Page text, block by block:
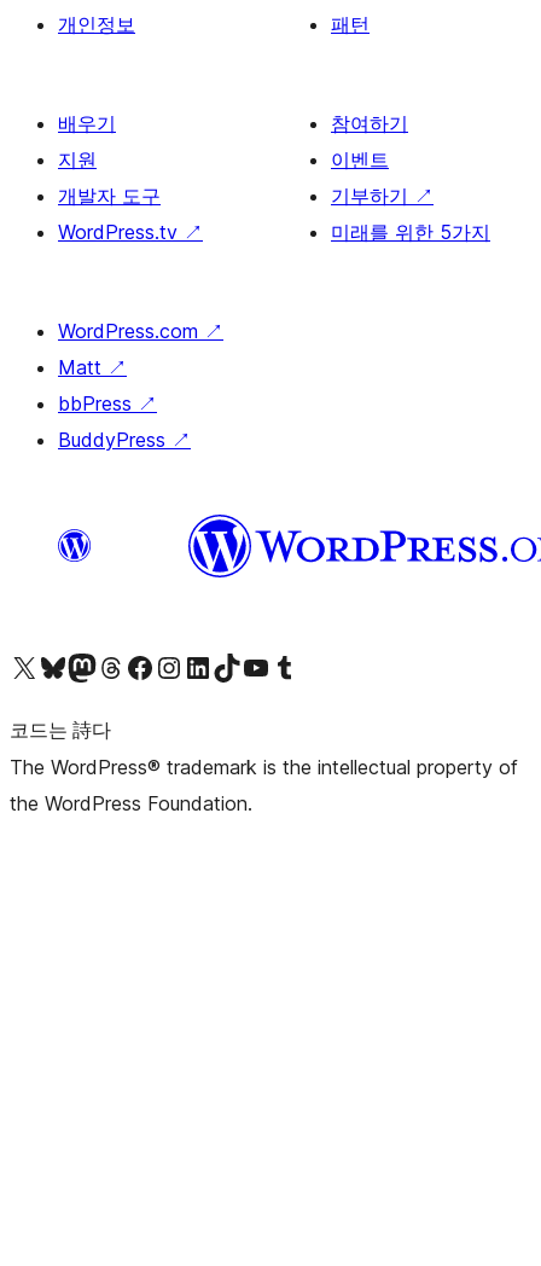
개인정보
패턴
배우기
지원
개발자 도구
WordPress.tv ↗
참여하기
이벤트
기부하기 ↗
미래를 위한 5가지
WordPress.com ↗
Matt ↗
bbPress ↗
BuddyPress ↗
X(이전 트위터) 계정 방문하기블루스카이 계정 방문하기마스토돈 계정 방문하기스레드 계정 방문하기 페이스북 페이지 방문하기인스타그램 계정 방문하기 LinkedIn 계정 방문하기틱톡 계정 방문하기유튜브 채널 방문하기 텀블러 계정 방문하기
코드는 詩다
The WordPress® trademark is the intellectual property of
the WordPress Foundation.